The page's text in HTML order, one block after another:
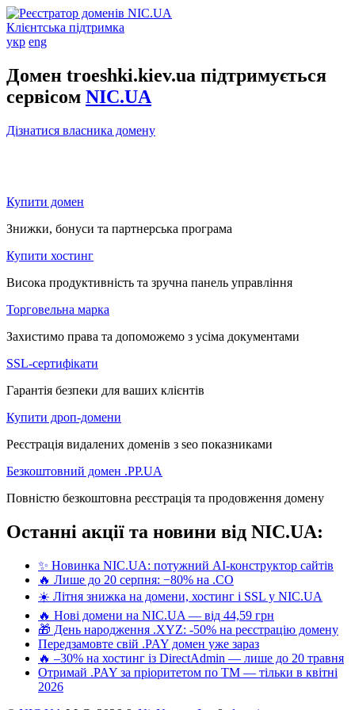
Клієнтська підтримка
укр eng
Домен troeshki.kiev.ua підтримується
сервісом NIC.UA
Дізнатися власника домену
Купити домен
Знижки, бонуси та партнерська програма
Купити хостинг
Висока продуктивність та зручна панель управління
Торговельна марка
Захистимо права та допоможемо з усіма документами
SSL-сертифікати
Гарантія безпеки для ваших клієнтів
Купити дроп-домени
Реєстрація видалених доменів з seo показниками
Безкоштовний домен .PP.UA
Повністю безкоштовна реєстрація та продовження домену
Останні акції та новини від NIC.UA:
✨ Новинка NIC.UA: потужний AI-конструктор сайтів
🔥 Лише до 20 серпня: −80% на .CO
☀️ Літня знижка на домени, хостинг і SSL у NIC.UA
🔥 Нові домени на NIC.UA — від 44,59 грн
🎁 День народження .XYZ: -50% на реєстрацію домену
Передзамовте свій .PAY домен уже зараз
🔥 –30% на хостинг із DirectAdmin — лише до 20 травня
Отримай .PAY за пріоритетом по ТМ — тільки в квітні
2026